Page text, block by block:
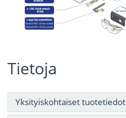
Tietoja
Yksityiskohtaiset tuotetiedot